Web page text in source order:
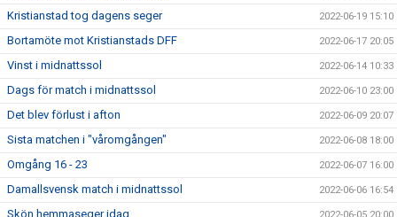
Kristianstad tog dagens seger 2022-06-19 15:10
Bortamöte mot Kristianstads DFF 2022-06-17 20:05
Vinst i midnattssol 2022-06-14 10:33
Dags för match i midnattssol 2022-06-10 23:00
Det blev förlust i afton 2022-06-09 20:07
Sista matchen i "våromgången" 2022-06-08 18:00
Omgång 16 - 23 2022-06-07 16:00
Damallsvensk match i midnattssol 2022-06-06 16:54
Skön hemmaseger idag